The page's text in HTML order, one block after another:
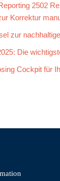
2502
Korrektur
zur
Die
Cockpit für